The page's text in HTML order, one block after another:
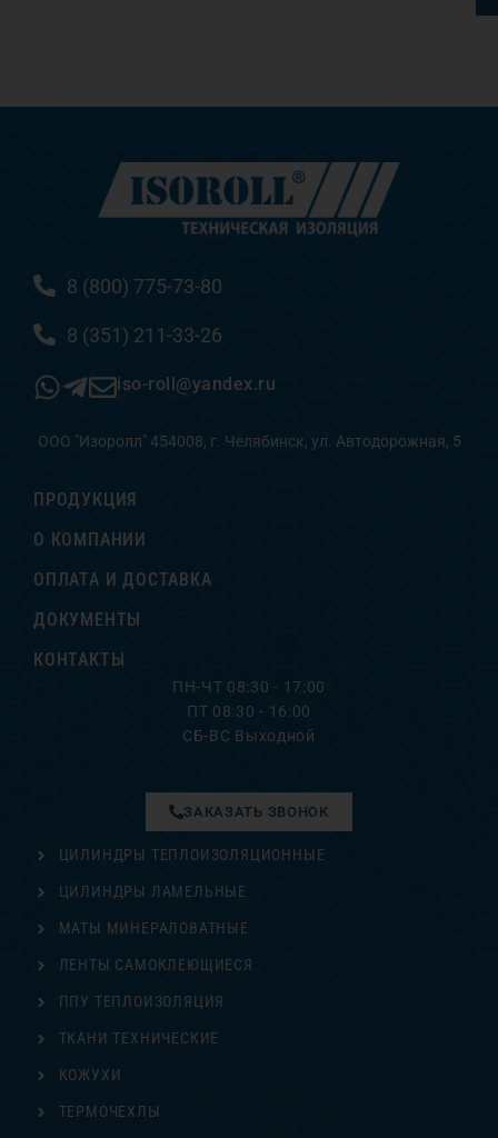
8 (800) 775-73-80
8 (351) 211-33-26
iso-roll@yandex.ru
ООО "Изоролл" 454008, г. Челябинск, ул. Автодорожная, 5
ПРОДУКЦИЯ
О КОМПАНИИ
ОПЛАТА И ДОСТАВКА
ДОКУМЕНТЫ
КОНТАКТЫ
ПН-ЧТ 08:30 - 17:00
ПТ 08:30 - 16:00
СБ-ВС Выходной
ЦИЛИНДРЫ ТЕПЛОИЗОЛЯЦИОННЫЕ
ЦИЛИНДРЫ ЛАМЕЛЬНЫЕ
МАТЫ МИНЕРАЛОВАТНЫЕ
ЛЕНТЫ САМОКЛЕЮЩИЕСЯ
ППУ ТЕПЛОИЗОЛЯЦИЯ
ТКАНИ ТЕХНИЧЕСКИЕ
ЗАКАЗАТЬ ЗВОНОК
КОЖУХИ
ТЕРМОЧЕХЛЫ